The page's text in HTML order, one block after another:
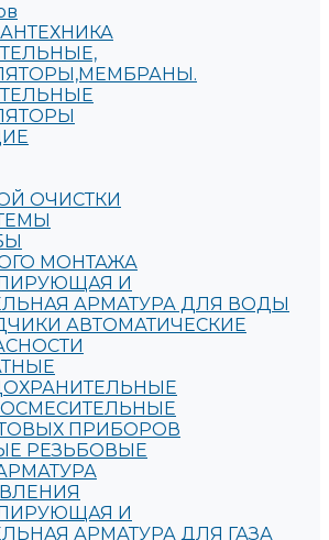
ОЧИСТКИ
МОНТАЖА
И
АРМАТУРА ДЛЯ ВОДЫ
АВТОМАТИЧЕСКИЕ
ПРИБОРОВ
РЕЗЬБОВЫЕ
И
АРМАТУРА ДЛЯ ГАЗА